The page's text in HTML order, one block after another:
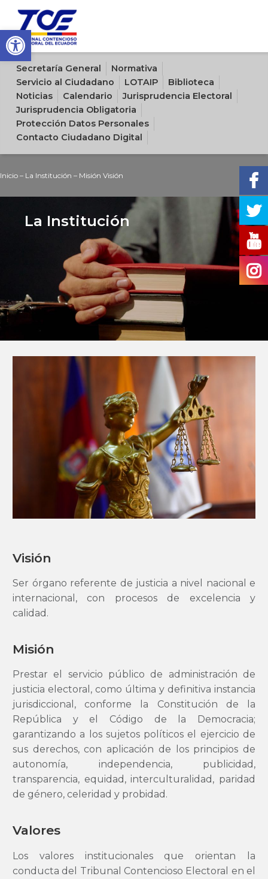
Open toolbar
Sitio oficial del Tribunal Contencioso Electoral del Ecuador
Secretaría General
Normativa
Servicio al Ciudadano
LOTAIP
Biblioteca
Noticias
Calendario
Jurisprudencia Electoral
Jurisprudencia Obligatoria
Protección Datos Personales
Contacto Ciudadano Digital
Inicio – La Institución – Misión Visión
La Institución
Visión
Ser órgano referente de justicia a nivel nacional e
internacional, con procesos de excelencia y
calidad.
Misión
Prestar el servicio público de administración de
justicia electoral, como última y definitiva instancia
jurisdiccional, conforme la Constitución de la
República y el Código de la Democracia;
garantizando a los sujetos políticos el ejercicio de
sus derechos, con aplicación de los principios de
autonomía, independencia, publicidad,
transparencia, equidad, interculturalidad, paridad
de género, celeridad y probidad.
Valores
Los valores institucionales que orientan la
conducta del Tribunal Contencioso Electoral en el